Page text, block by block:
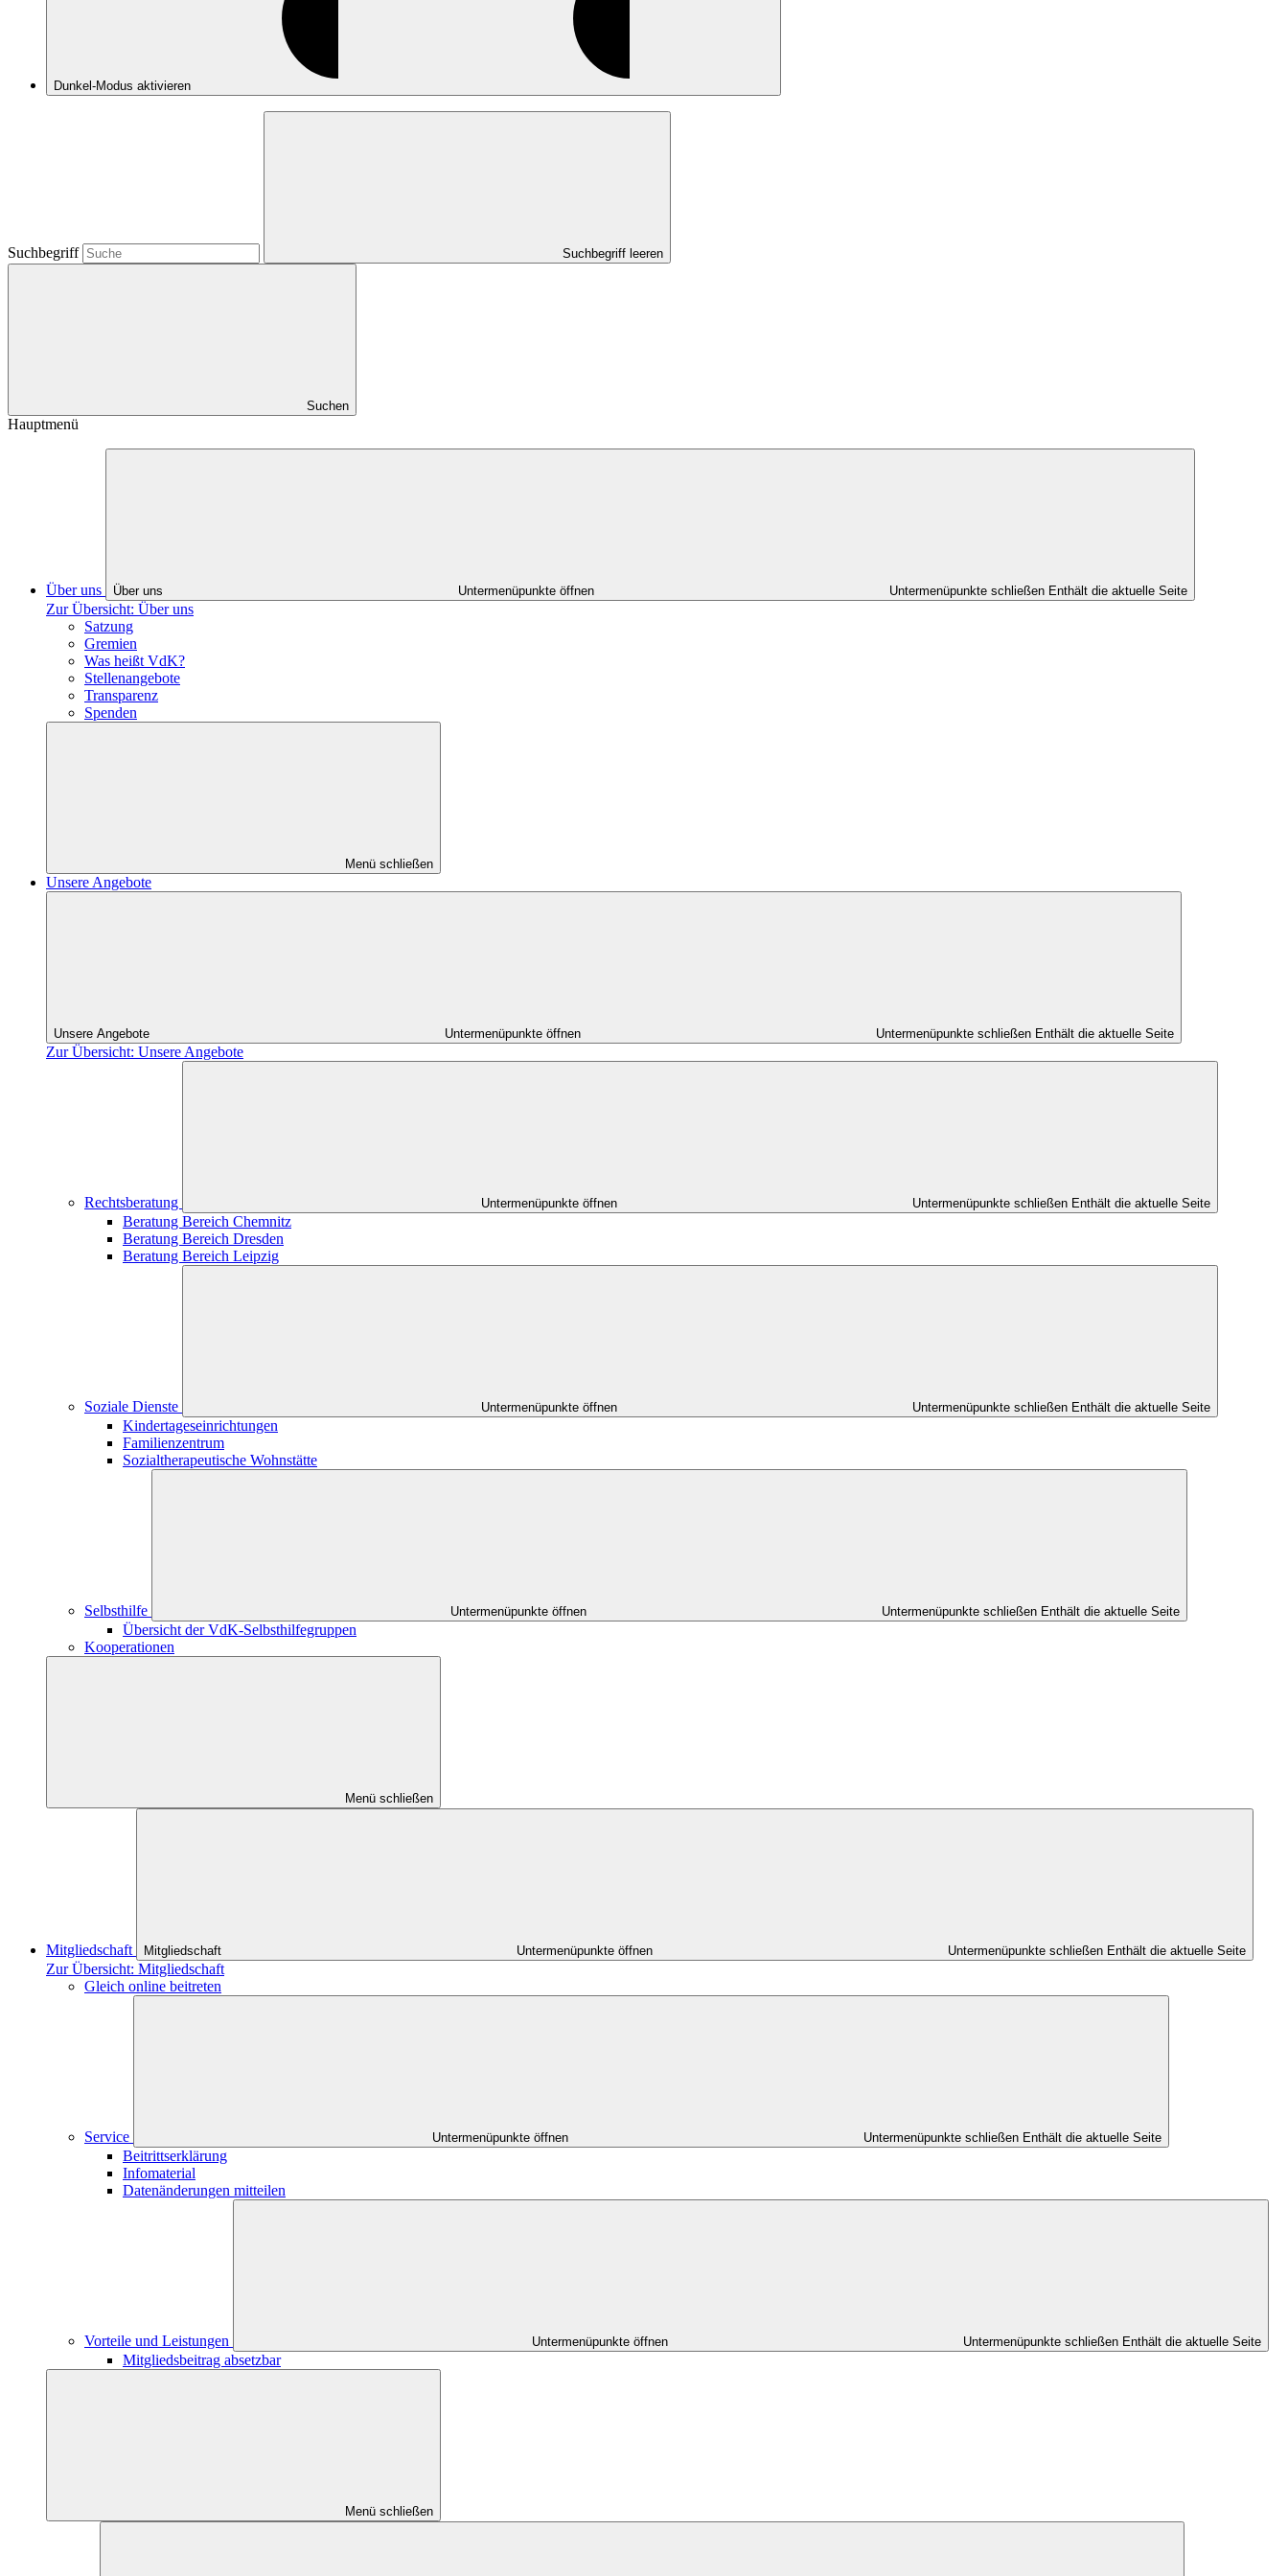
Dunkel-Modus aktivieren
Suchbegriff Suchbegriff leeren
Suchen
Hauptmenü
Über uns Über uns Untermenüpunkte öffnen Untermenüpunkte schließen Enthält die aktuelle Seite
Zur Übersicht: Über uns
Satzung
Gremien
Was heißt VdK?
Stellenangebote
Transparenz
Spenden
Menü schließen
Unsere Angebote
Unsere Angebote Untermenüpunkte öffnen Untermenüpunkte schließen Enthält die aktuelle Seite
Zur Übersicht: Unsere Angebote
Rechtsberatung Untermenüpunkte öffnen Untermenüpunkte schließen Enthält die aktuelle Seite
Beratung Bereich Chemnitz
Beratung Bereich Dresden
Beratung Bereich Leipzig
Soziale Dienste Untermenüpunkte öffnen Untermenüpunkte schließen Enthält die aktuelle Seite
Kindertageseinrichtungen
Familienzentrum
Sozialtherapeutische Wohnstätte
Selbsthilfe Untermenüpunkte öffnen Untermenüpunkte schließen Enthält die aktuelle Seite
Übersicht der VdK-Selbsthilfegruppen
Kooperationen
Menü schließen
Mitgliedschaft Mitgliedschaft Untermenüpunkte öffnen Untermenüpunkte schließen Enthält die aktuelle Seite
Zur Übersicht: Mitgliedschaft
Gleich online beitreten
Service Untermenüpunkte öffnen Untermenüpunkte schließen Enthält die aktuelle Seite
Beitrittserklärung
Infomaterial
Datenänderungen mitteilen
Vorteile und Leistungen Untermenüpunkte öffnen Untermenüpunkte schließen Enthält die aktuelle Seite
Mitgliedsbeitrag absetzbar
Menü schließen